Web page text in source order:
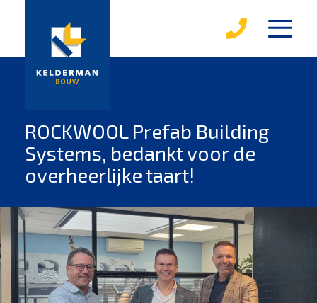
diensten
over kelderman
medewerkers
werken bij kelderman
mvo
leerbedrijf
magazines
projecten
ROCKWOOL Prefab Building
Systems, bedankt voor de
overheerlijke taart!